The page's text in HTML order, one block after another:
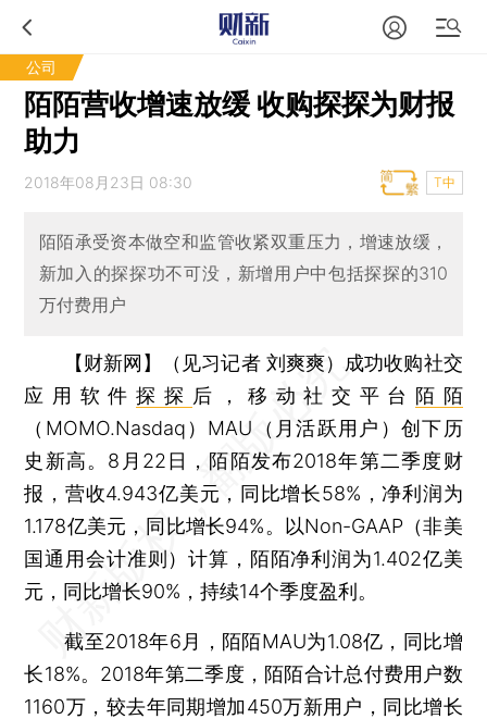
公司
陌陌营收增速放缓 收购探探为财报
助力
2018年08月23日 08:30 T中
陌陌承受资本做空和监管收紧双重压力，增速放缓，
新加入的探探功不可没，新增用户中包括探探的310
万付费用户
【财新网】（见习记者 刘爽爽） 成功收购社交
应用软件探探 后，移动社交平台 陌陌
（MOMO.Nasdaq）MAU（月活跃用户）创下历
史新高。8月22日，陌陌发布2018年第二季度财
报，营收4.943亿美元，同比增长58%，净利润为
1.178亿美元，同比增长94%。以Non-GAAP（非美
国通用会计准则）计算，陌陌净利润为1.402亿美
元，同比增长90%，持续14个季度盈利。
截至2018年6月，陌陌MAU为1.08亿，同比增
长18%。2018年第二季度，陌陌合计总付费用户数
1160万，较去年同期增加450万新用户，同比增长